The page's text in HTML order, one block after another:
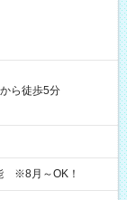
ら徒歩5分
※8月～OK！